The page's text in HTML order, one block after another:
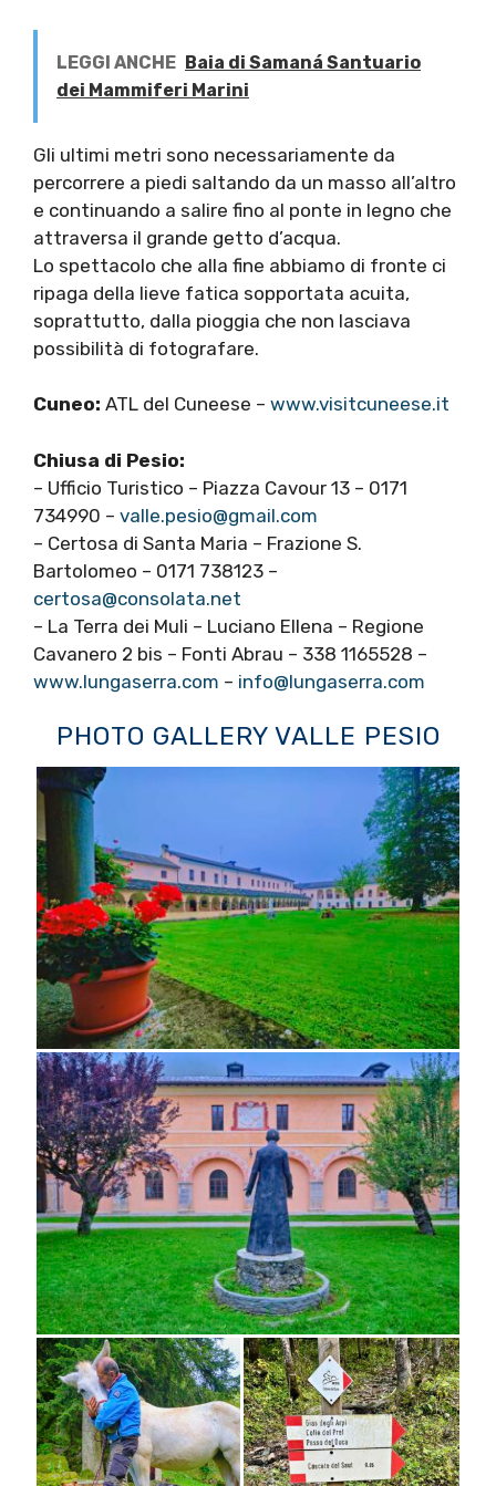
LEGGI ANCHE Baia di Samaná Santuario
dei Mammiferi Marini
Gli ultimi metri sono necessariamente da
percorrere a piedi saltando da un masso all’altro
e continuando a salire fino al ponte in legno che
attraversa il grande getto d’acqua.
Lo spettacolo che alla fine abbiamo di fronte ci
ripaga della lieve fatica sopportata acuita,
soprattutto, dalla pioggia che non lasciava
possibilità di fotografare.
Cuneo: ATL del Cuneese – www.visitcuneese.it
Chiusa di Pesio:
– Ufficio Turistico – Piazza Cavour 13 – 0171
734990 – valle.pesio@gmail.com
– Certosa di Santa Maria – Frazione S.
Bartolomeo – 0171 738123 –
certosa@consolata.net
– La Terra dei Muli – Luciano Ellena – Regione
Cavanero 2 bis – Fonti Abrau – 338 1165528 –
www.lungaserra.com – info@lungaserra.com
PHOTO GALLERY VALLE PESIO